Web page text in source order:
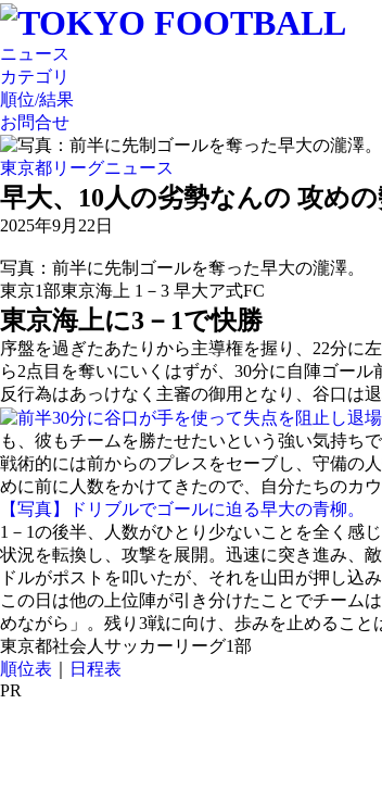
ニュース
カテゴリ
順位/結果
お問合せ
東京都リーグニュース
早大、10人の劣勢なんの 攻め
2025年9月22日
写真：前半に先制ゴールを奪った早大の瀧澤。
東京1部東京海上 1－3 早大ア式FC
東京海上に3－1で快勝
序盤を過ぎたあたりから主導権を握り、22分に
ら2点目を奪いにいくはずが、30分に自陣ゴー
反行為はあっけなく主審の御用となり、谷口は
も、彼もチームを勝たせたいという強い気持ち
戦術的には前からのプレスをセーブし、守備の
めに前に人数をかけてきたので、自分たちのカ
【写真】ドリブルでゴールに迫る早大の青柳。
1－1の後半、人数がひとり少ないことを全く感
状況を転換し、攻撃を展開。迅速に突き進み、
ドルがポストを叩いたが、それを山田が押し込
この日は他の上位陣が引き分けたことでチーム
めながら」。残り3戦に向け、歩みを止めること
東京都社会人サッカーリーグ1部
順位表
日程表
PR